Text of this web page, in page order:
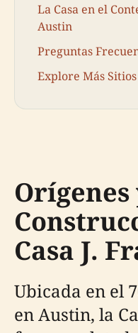
La Casa en el
Austin
Preguntas
Explore Más
Orígenes
Casa J.
Ubicada en el
en Austin, la